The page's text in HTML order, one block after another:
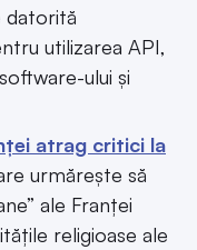
datorită
utilizarea API,
ului și
atrag critici la
urmărește să
ale Franței
religioase ale